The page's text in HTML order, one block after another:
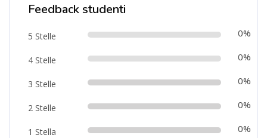
Feedback studenti
5 Stelle 0%
4 Stelle 0%
3 Stelle 0%
2 Stelle 0%
1 Stella 0%